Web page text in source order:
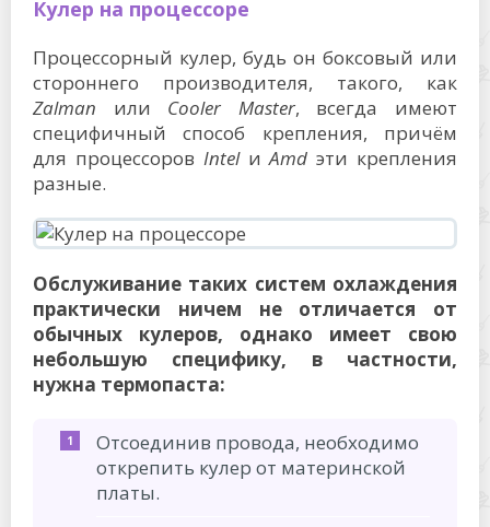
Кулер на процессоре
Процессорный кулер, будь он боксовый или
стороннего производителя, такого, как
Zalman или Cooler Master, всегда имеют
специфичный способ крепления, причём
для процессоров IntelиAmd эти крепления
разные.
Обслуживание таких систем охлаждения
практически ничем не отличается от
обычных кулеров, однако имеет свою
небольшую специфику, в частности,
нужна термопаста:
Отсоединив провода, необходимо
открепить кулер от материнской
платы.